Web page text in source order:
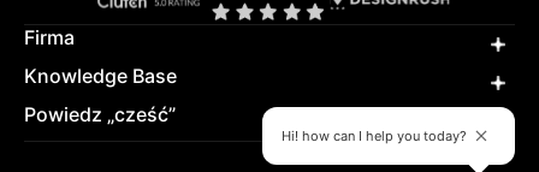
Firma
Knowledge Base
Powiedz „cześć”
Hi! how can I help you today?